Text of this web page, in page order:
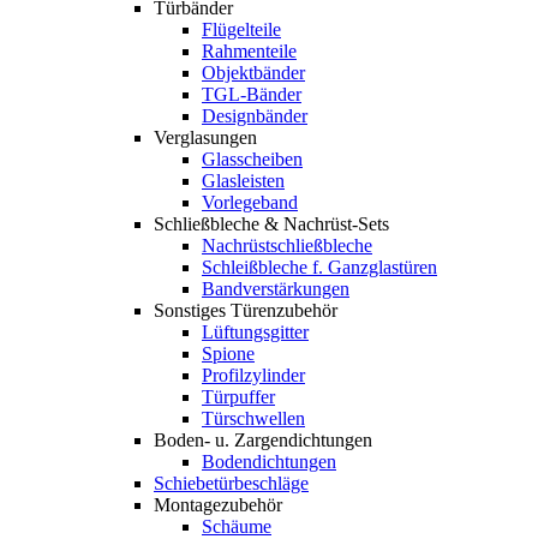
Türbänder
Flügelteile
Rahmenteile
Objektbänder
TGL-Bänder
Designbänder
Verglasungen
Glasscheiben
Glasleisten
Vorlegeband
Schließbleche & Nachrüst-Sets
Nachrüstschließbleche
Schleißbleche f. Ganzglastüren
Bandverstärkungen
Sonstiges Türenzubehör
Lüftungsgitter
Spione
Profilzylinder
Türpuffer
Türschwellen
Boden- u. Zargendichtungen
Bodendichtungen
Schiebetürbeschläge
Montagezubehör
Schäume